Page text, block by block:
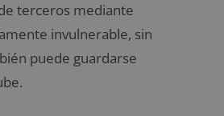
terceros mediante
invulnerable, sin
puede guardarse